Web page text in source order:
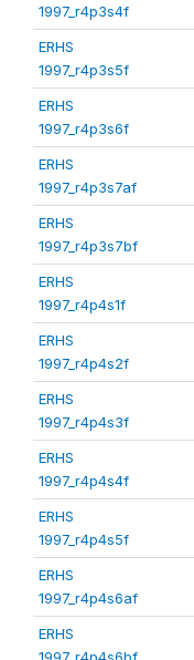
1997_r4p3s4f
ERHS
1997_r4p3s5f
ERHS
1997_r4p3s6f
ERHS
1997_r4p3s7af
ERHS
1997_r4p3s7bf
ERHS
1997_r4p4s1f
ERHS
1997_r4p4s2f
ERHS
1997_r4p4s3f
ERHS
1997_r4p4s4f
ERHS
1997_r4p4s5f
ERHS
1997_r4p4s6af
ERHS
1997_r4p4s6bf